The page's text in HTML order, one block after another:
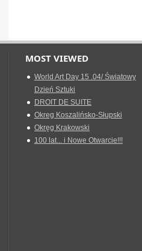
MOST VIEWED
World Art Day 15 .04/ Światowy
Dzień Sztuki
DROIT DE SUITE
Okreg Koszalińsko-Słupski
Okręg Krakowski
100 lat... i Nowe Otwarcie!!!